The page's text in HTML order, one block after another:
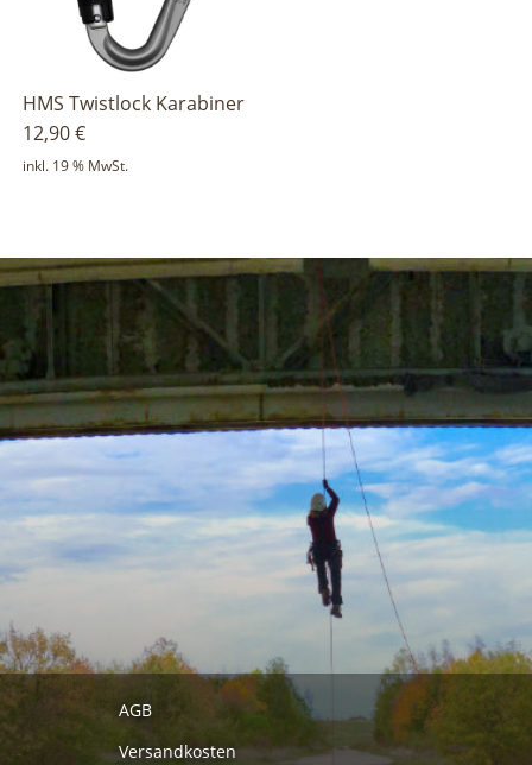
HMS Twistlock Karabiner
12,90€
inkl. 19 % MwSt.
AGB
Versandkosten